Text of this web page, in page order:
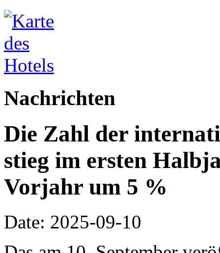
Nachrichten
Die Zahl der
stieg im ersten
Vorjahr um 5 %
Date: 2025-09-10